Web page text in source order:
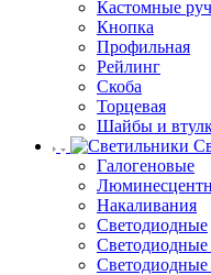
Кастомные
Кнопка
Профильная
Рейлинг
Скоба
Торцевая
Шайбы и
Галогеновые
Накаливания
Светодиодные